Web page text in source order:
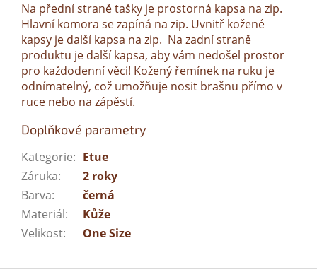
Na přední straně tašky je prostorná kapsa na zip.
Hlavní komora se zapíná na zip. Uvnitř kožené
kapsy je další kapsa na zip. Na zadní straně
produktu je další kapsa, aby vám nedošel prostor
pro každodenní věci! Kožený řemínek na ruku je
odnímatelný, což umožňuje nosit brašnu přímo v
ruce nebo na zápěstí.
Doplňkové parametry
Kategorie: Etue
Záruka:
2 roky
Barva:
černá
Materiál:
Kůže
Velikost: One Size